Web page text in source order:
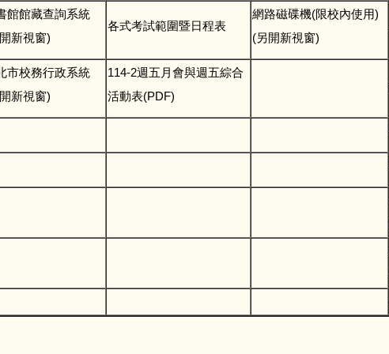
館館藏查詢系統
新視窗)
各式考試範圍暨日程表
網路磁碟機(限校內使用)
(另開新視窗)
市校務行政系統
新視窗)
114-2週五月會與週五綜合
活動表(PDF)